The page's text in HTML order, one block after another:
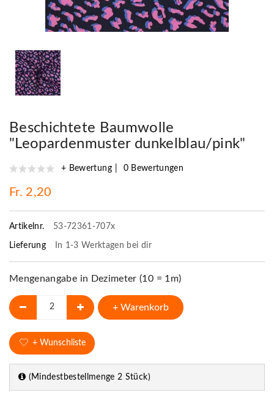
Beschichtete Baumwolle
"Leopardenmuster dunkelblau/pink"
+ Bewertung 0 Bewertungen
Fr. 2,20
Artikelnr. 53-72361-707x
Lieferung In 1-3 Werktagen bei dir
Mengenangabe in Dezimeter (10 = 1m)
+ Warenkorb
+ Wunschliste
(Mindestbestellmenge 2 Stück)